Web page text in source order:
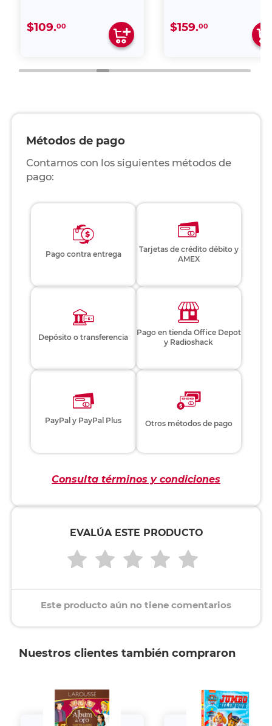
$159.00 $109.00
Métodos de pago
Contamos con los siguientes métodos de
pago:
Pago contra entrega
Tarjetas de crédito débito y
AMEX
Depósito o transferencia
Pago en tienda Office Depot
y Radioshack
PayPal y PayPal Plus Otros métodos de pago
Consulta términos y condiciones
EVALÚA ESTE PRODUCTO
Este producto aún no tiene comentarios
Nuestros clientes también compraron